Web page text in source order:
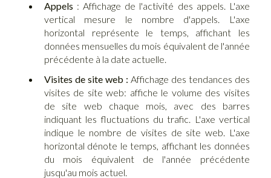
Appels : Affichage de l'activité des appels. L'axe
vertical mesure le nombre d'appels. L'axe
horizontal représente le temps, affichant les
données mensuelles du mois équivalent de l'année
précédente à la date actuelle.
Visites de site web : Affichage des tendances des
visites de site web: affiche le volume des visites
de site web chaque mois, avec des barres
indiquant les fluctuations du trafic. L'axe vertical
indique le nombre de visites de site web. L'axe
horizontal dénote le temps, affichant les données
du mois équivalent de l'année précédente
jusqu'au mois actuel.